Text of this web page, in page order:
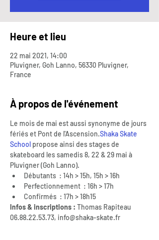
Heure et lieu
22 mai 2021, 14:00
Pluvigner, Goh Lanno, 56330 Pluvigner,
France
À propos de l'événement
Le mois de mai est aussi synonyme de jours
fériés et Pont de l'Ascension.Shaka Skate
School propose ainsi des stages de
skateboard les samedis 8, 22 & 29 mai à
Pluvigner (Goh Lanno).
Débutants  : 14h > 15h, 15h > 16h
Perfectionnement  : 16h > 17h
Confirmés  : 17h > 18h15
Infos & inscriptions : Thomas Rapiteau
06.88.22.53.73, info@shaka-skate.fr